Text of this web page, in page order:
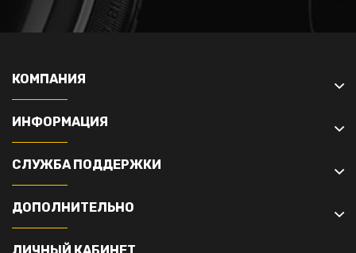
КОМПАНИЯ
ИНФОРМАЦИЯ
СЛУЖБА ПОДДЕРЖКИ
ДОПОЛНИТЕЛЬНО